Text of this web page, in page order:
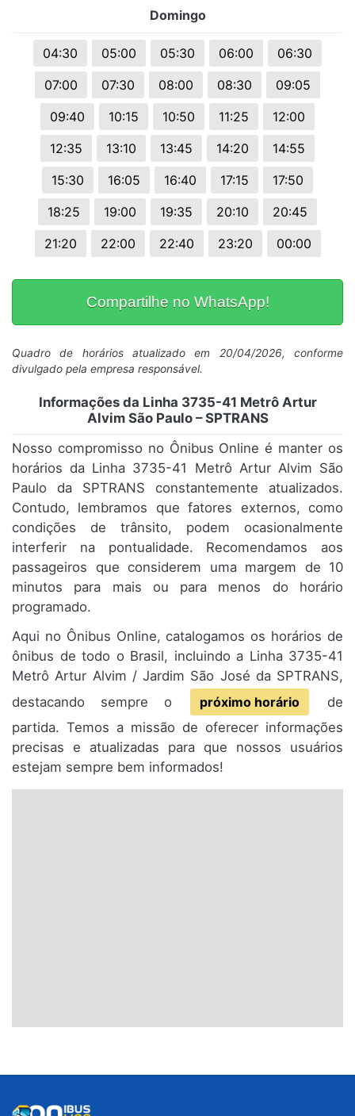
Domingo
04:30 05:00 05:30 06:00
06:30
07:00
07:30 08:00 08:30
09:05
09:40
10:15 10:50 11:25
12:00
12:35
13:10 13:45 14:20
14:55
15:30
16:05 16:40 17:15
17:50
18:25
19:00 19:35 20:10
20:45
21:20
22:00 22:40 23:20 00:00
Compartilhe no WhatsApp!
Quadro de horários atualizado em 20/04/2026, conforme
divulgado pela empresa responsável.
Informações da Linha 3735-41 Metrô Artur
Alvim São Paulo – SPTRANS
Nosso compromisso no Ônibus Online é manter os
horários da Linha 3735-41 Metrô Artur Alvim São
Paulo da SPTRANS constantemente atualizados.
Contudo, lembramos que fatores externos, como
condições de trânsito, podem ocasionalmente
interferir na pontualidade. Recomendamos aos
passageiros que considerem uma margem de 10
minutos para mais ou para menos do horário
programado.
Aqui no Ônibus Online, catalogamos os horários de
ônibus de todo o Brasil, incluindo a Linha 3735-41
Metrô Artur Alvim / Jardim São José da SPTRANS,
destacando sempre o
próximo horário
de
partida. Temos a missão de oferecer informações
precisas e atualizadas para que nossos usuários
estejam sempre bem informados!